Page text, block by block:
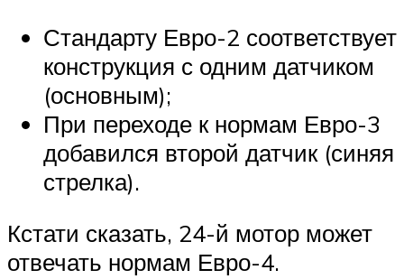
Стандарту Евро-2 соответствует
конструкция с одним датчиком
(основным);
При переходе к нормам Евро-3
добавился второй датчик (синяя
стрелка).
Кстати сказать, 24-й мотор может
отвечать нормам Евро-4.